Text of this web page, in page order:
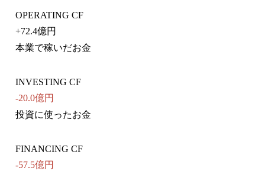
OPERATING CF
+72.4億円
本業で稼いだお金
INVESTING CF
-20.0億円
投資に使ったお金
FINANCING CF
-57.5億円